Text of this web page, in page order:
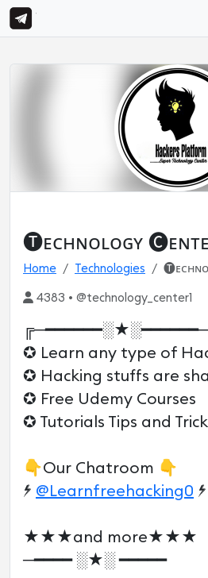
🅣ᴇᴄʜɴᴏʟᴏɢʏ
Home Technologies
4383 • @technology_center1
✪ Learn any type of
✪ Hacking stuffs are
✪ Free Udemy Courses
✪ Tutorials Tips and
👇Our Chatroom 👇
❦ @Learnfreehacking0 ❦
★★★and more★★★
─━━━━ ░★░ ━━━━━